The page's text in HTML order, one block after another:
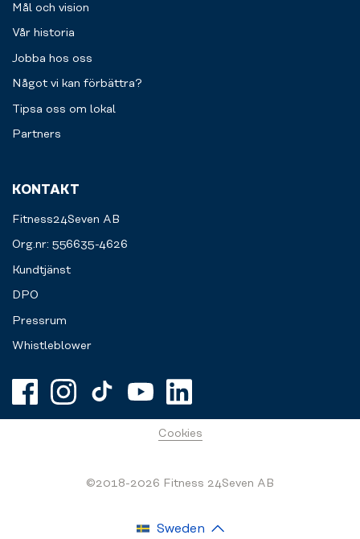
Mål och vision
Vår historia
Jobba hos oss
Något vi kan förbättra?
Tipsa oss om lokal
Partners
KONTAKT
Fitness24Seven AB
Org.nr: 556635-4626
Kundtjänst
DPO
Pressrum
Whistleblower
Cookies
©2018-2026 Fitness 24Seven AB
Sweden